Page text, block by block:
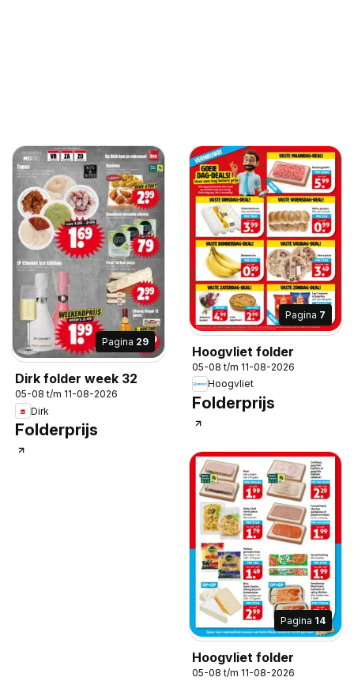
Pagina 29
Dirk folder week 32
05-08 t/m 11-08-2026
Dirk
Folderprijs
Pagina 7
Hoogvliet folder
05-08 t/m 11-08-2026
Hoogvliet
Folderprijs
Pagina 14
Hoogvliet folder
05-08 t/m 11-08-2026